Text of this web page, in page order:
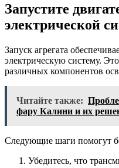
Запустите
электрической
Запуск агрегата
электрическую систему.
различных компонентов
Читайте также:
фару Калини и их
Следующие шаги помогут
Убедитесь, что